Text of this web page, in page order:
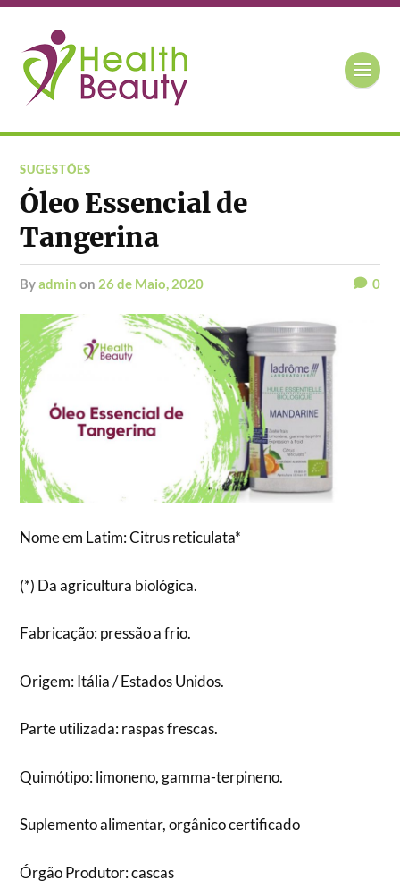
SUGESTÕES
Óleo Essencial de
Tangerina
byadmin on 26 de Maio, 2020 0
Nome em Latim: Citrus reticulata*
(*) Da agricultura biológica.
Fabricação: pressão a frio.
Origem: Itália / Estados Unidos.
Parte utilizada: raspas frescas.
Quimótipo: limoneno, gamma-terpineno.
Suplemento alimentar, orgânico certificado
Órgão Produtor: cascas